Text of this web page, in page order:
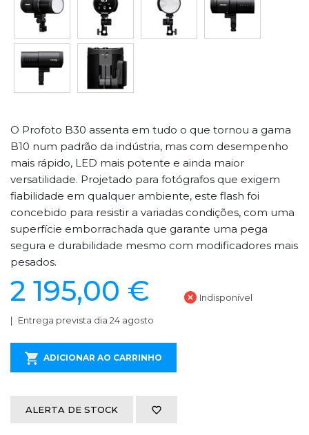
O Profoto B30 assenta em tudo o que tornou a gama
B10 num padrão da indústria, mas com desempenho
mais rápido, LED mais potente e ainda maior
versatilidade. Projetado para fotógrafos que exigem
fiabilidade em qualquer ambiente, este flash foi
concebido para resistir a variadas condições, com uma
superfície emborrachada que garante uma pega
segura e durabilidade mesmo com modificadores mais
pesados.
2 195,00 € Indisponível
Entrega prevista dia 24 agosto
ADICIONAR AO CARRINHO
ALERTA DE STOCK